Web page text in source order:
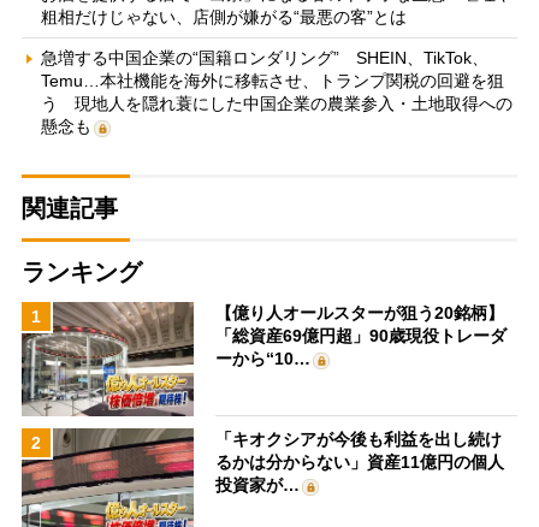
粗相だけじゃない、店側が嫌がる“最悪の客”とは
急増する中国企業の“国籍ロンダリング” SHEIN、TikTok、
Temu…本社機能を海外に移転させ、トランプ関税の回避を狙
う 現地人を隠れ蓑にした中国企業の農業参入・土地取得への
懸念も
関連記事
ランキング
1
【億り人オールスターが狙う20銘柄】
「総資産69億円超」90歳現役トレーダ
ーから“10…
2
「キオクシアが今後も利益を出し続け
るかは分からない」資産11億円の個人
投資家が…